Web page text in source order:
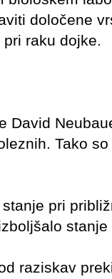
določene
raku dojke.
Tako
pri
raziskav